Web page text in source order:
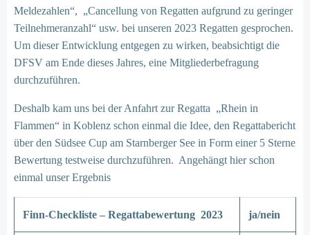
Meldezahlen“, „Cancellung von Regatten aufgrund zu geringer
Teilnehmeranzahl“ usw. bei unseren 2023 Regatten gesprochen.
Um dieser Entwicklung entgegen zu wirken, beabsichtigt die
DFSV am Ende dieses Jahres, eine Mitgliederbefragung
durchzuführen.
Deshalb kam uns bei der Anfahrt zur Regatta „Rhein in
Flammen“ in Koblenz schon einmal die Idee, den Regattabericht
über den Südsee Cup am Starnberger See in Form einer 5 Sterne
Bewertung testweise durchzuführen. Angehängt hier schon
einmal unser Ergebnis
Finn-Checkliste – Regattabewertung 2023 ja/nein